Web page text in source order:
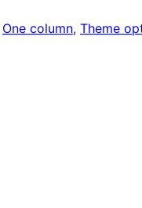
One column, Theme